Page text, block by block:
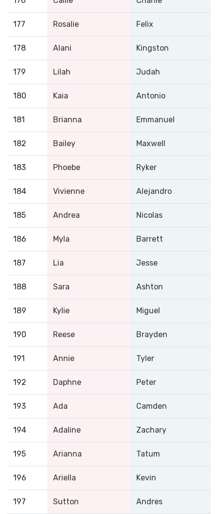
177 Rosalie Felix
178 Alani Kingston
179 Lilah Judah
180 Kaia Antonio
181 Brianna Emmanuel
182 Bailey Maxwell
183 Phoebe Ryker
184 Vivienne Alejandro
185 Andrea Nicolas
186 Myla Barrett
187 Lia Jesse
188 Sara Ashton
189 Kylie Miguel
190 Reese Brayden
191 Annie Tyler
192 Daphne Peter
193 Ada Camden
194 Adaline Zachary
195 Arianna Tatum
196 Ariella Kevin
197 Sutton Andres